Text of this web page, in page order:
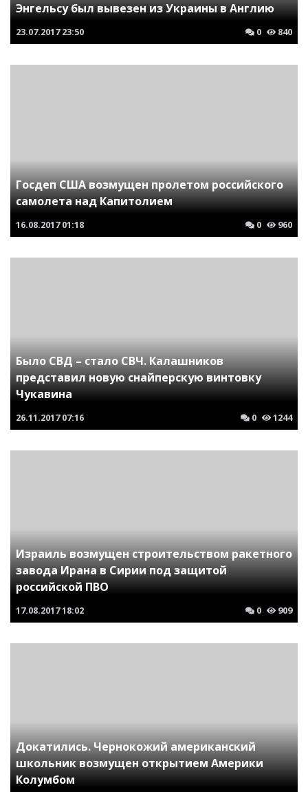
Энгельсу был вывезен из Украины в Англию
23.07.2017 23:50 0 840
Госдеп США возмущен пролетом российского
самолета над Капитолием
16.08.2017 01:18 0 960
Было СВД – стало СВЧ. Калашников
представил новую снайперскую винтовку
Чукавина
26.11.2017 07:16 0 1244
Израиль возмущен строительством ракетного
завода Ирана в Сирии под защитой
российской ПВО
17.08.201718:02 0 909
Докатились. Чернокожий американский
школьник возмущен открытием Америки
Колумбом